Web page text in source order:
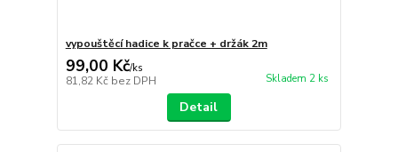
vypouštěcí hadice k pračce + držák 2m
99,00 Kč/ks
81,82 Kč bez DPH Skladem 2 ks
Detail